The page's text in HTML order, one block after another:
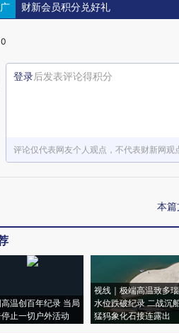
财新会员积分兑好礼
0
登录后发表评论得积分
评论仅代表网友个人观点，不代表财新网观
本
温创百年纪录 当局
止一切户外活动
视线｜极端高温致多
水位跌破纪录 二战沉
猛犸象化石接连露出